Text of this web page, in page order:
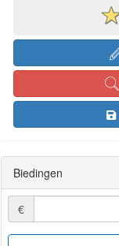
Biedingen
€